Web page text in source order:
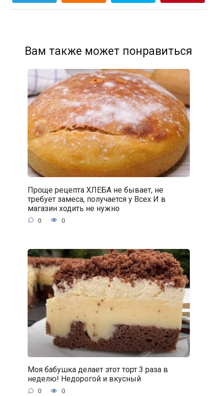
Вам также может понравиться
Проще рецепта ХЛЕБА не бывает, не
требует замеса, получается у Всех И в
магазин ходить не нужно
0 0
Моя бабушка делает этот торт 3 раза в
неделю! Недорогой и вкусный
0 0